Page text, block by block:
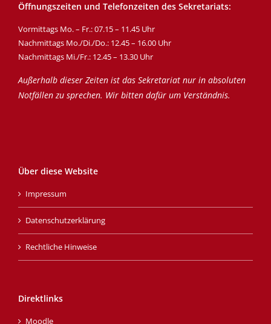
Öffnungszeiten und Telefonzeiten des Sekretariats:
Vormittags Mo. – Fr.: 07.15 – 11.45 Uhr
Nachmittags Mo./Di./Do.: 12.45 – 16.00 Uhr
Nachmittags Mi./Fr.: 12.45 – 13.30 Uhr
Außerhalb dieser Zeiten ist das Sekretariat nur in absoluten
Notfällen zu sprechen. Wir bitten dafür um Verständnis.
Über diese Website
Impressum
Datenschutzerklärung
Rechtliche Hinweise
Direktlinks
Moodle